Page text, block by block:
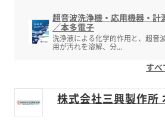
超音波洗浄機・応用機器・計
／本多電子
洗浄液による化学的作用と、超音
用が汚れを溶解、分...
す
株式会社三興製作所